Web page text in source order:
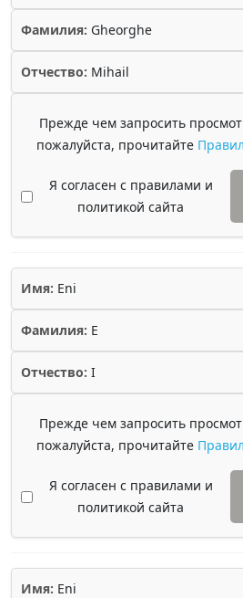
Фамилия: Gheorghe
Отчество: Mihail
Прежде чем запросить
пожалуйста, прочитайте
Я согласен с правилами и
политикой сайта
Имя: Eni
Фамилия: E
Отчество: I
Прежде чем запросить
пожалуйста, прочитайте
Я согласен с правилами и
политикой сайта
Имя: Eni